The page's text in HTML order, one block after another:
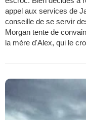
appel aux services de
conseille de se servir
Morgan tente de
la mère d'Alex, qui le